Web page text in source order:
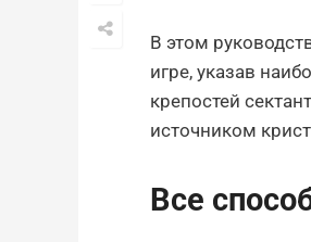
В этом
игре, указав
крепостей
источником
Все